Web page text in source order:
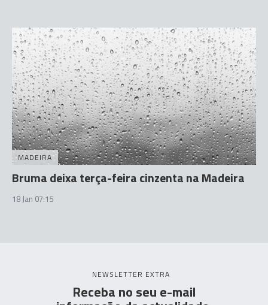
MADEIRA
Bruma deixa terça-feira cinzenta na Madeira
18 Jan 07:15
NEWSLETTER EXTRA
Receba no seu e-mail